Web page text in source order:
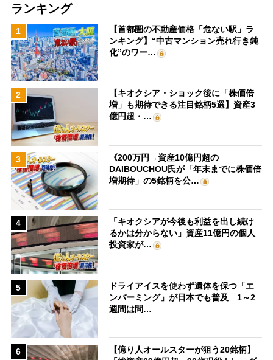
ランキング
1
【首都圏の不動産価格「危ない駅」ラ
ンキング】“中古マンション売れ行き鈍
化”のワー…
2
【キオクシア・ショック後に「株価倍
増」も期待できる注目銘柄5選】資産3
億円超・…
3
《200万円→資産10億円超の
DAIBOUCHOU氏が「年末までに株価倍
増期待」の5銘柄を公…
4
「キオクシアが今後も利益を出し続け
るかは分からない」資産11億円の個人
投資家が…
5
ドライアイスを使わず遺体を保つ「エ
ンバーミング」が日本でも普及 1～2
週間は問…
6
【億り人オールスターが狙う20銘柄】